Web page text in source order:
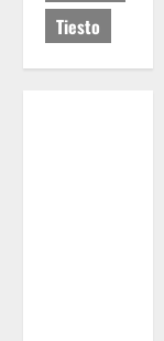
Tiesto